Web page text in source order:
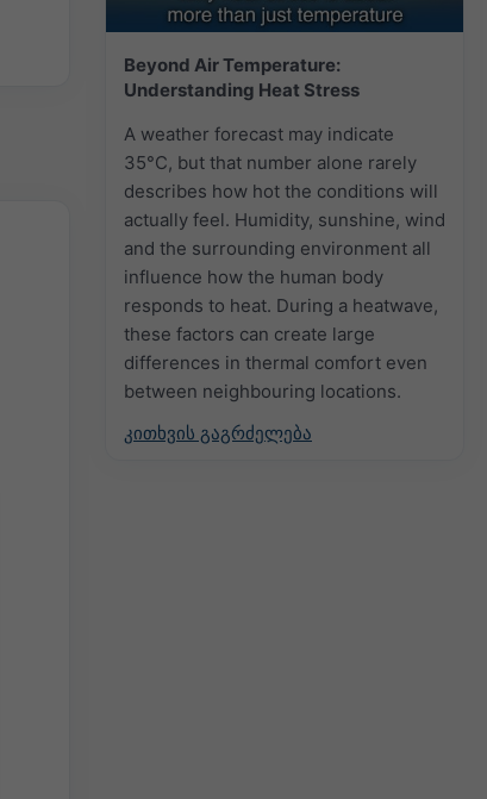
Beyond Air Temperature:
Understanding Heat Stress
A weather forecast may indicate
35°C, but that number alone rarely
describes how hot the conditions will
actually feel. Humidity, sunshine, wind
and the surrounding environment all
influence how the human body
responds to heat. During a heatwave,
these factors can create large
differences in thermal comfort even
between neighbouring locations.
კითხვის გაგრძელება